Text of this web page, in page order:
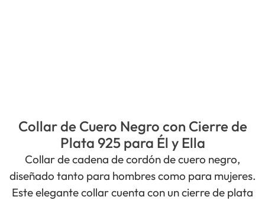
Collar de Cuero Negro con Cierre de
Plata 925 para Él y Ella
Collar de cadena de cordón de cuero negro,
diseñado tanto para hombres como para mujeres.
Este elegante collar cuenta con un cierre de plata